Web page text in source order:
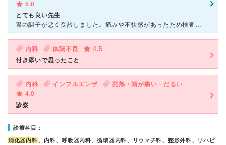
5.0
とても良い先生
胃の調子が悪く受診しました。痛みや不快感があったため検査をすることになり、胃の内視鏡検査をしてもらいましたが、検査中の痛みもなく丁寧に診ていただけました。胃にはなにもありませんでしたが、逆流性食道炎の
内科 体調不良
4.5
付き添いで思ったこと
内科 インフルエンザ
発熱・頭が痛い・だるい
4.0
診察
診療科目：
消化器内科 、内科、呼吸器内科、循環器内科、リウマチ科、整形外科、リハビ